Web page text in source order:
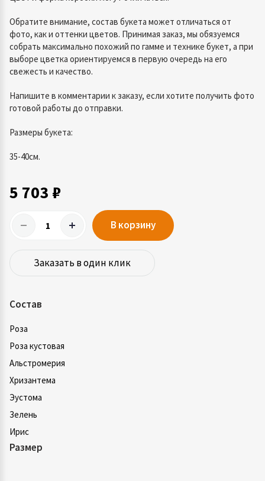
Обратите внимание, состав букета может отличаться от
фото, как и оттенки цветов. Принимая заказ, мы обязуемся
собрать максимально похожий по гамме и технике букет, а при
выборе цветка ориентируемся в первую очередь на его
свежесть и качество.
Напишите в комментарии к заказу, если хотите получить фото
готовой работы до отправки.
Размеры букета:
35-40см.
5 703 ₽
В корзину
Заказать в один клик
Состав
Роза
Роза кустовая
Альстромерия
Хризантема
Эустома
Зелень
Ирис
Размер